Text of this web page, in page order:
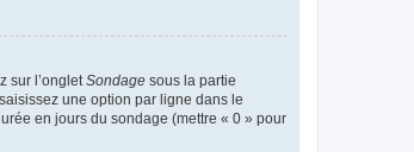
sur l’onglet Sondage sous la partie
une option par ligne dans le
en jours du sondage (mettre « 0 » pour